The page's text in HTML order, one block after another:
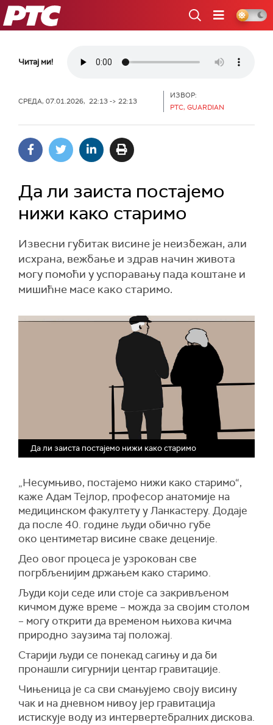
РТС
Читај ми!
СРЕДА, 07.01.2026, 22:13 -> 22:13
ИЗВОР:
РТС, GUARDIAN
Да ли заиста постајемо
нижи како старимо
Извесни губитак висине је неизбежан, али
исхрана, вежбање и здрав начин живота
могу помоћи у успоравању пада коштане и
мишићне масе како старимо.
Да ли заиста постајемо нижи како старимо
„Несумњиво, постајемо нижи како старимо“,
каже Адам Тејлор, професор анатомије на
медицинском факултету у Ланкастеру. Додаје
да после 40. године људи обично губе
око центиметар висине сваке деценије.
Део овог процеса је узрокован све
погрбљенијим држањем како старимо.
Људи који седе или стоје са закривљеном
кичмом дуже време – можда за својим столом
– могу открити да временом њихова кичма
природно заузима тај положај.
Старији људи се понекад сагињу и да би
пронашли сигурнији центар гравитације.
Чињеница је са сви смањујемо своју висину
чак и на дневном нивоу јер гравитација
истискује воду из интервертебралних дискова.